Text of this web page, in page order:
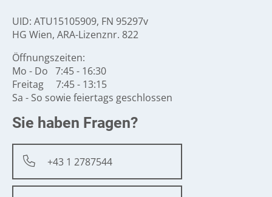
UID: ATU15105909, FN 95297v
HG Wien, ARA-Lizenznr. 822
Öffnungszeiten:
Mo - Do 7:45 - 16:30
Freitag 7:45 - 13:15
Sa - So sowie feiertags geschlossen
Sie haben Fragen?
+43 1 2787544